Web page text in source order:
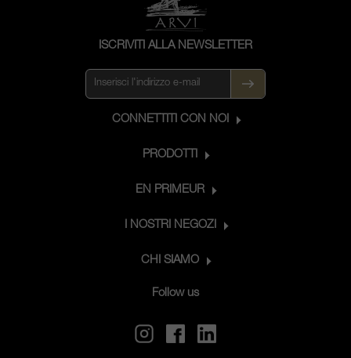
ISCRIVITI ALLA NEWSLETTER
CONNETTITI CON NOI
PRODOTTI
EN PRIMEUR
I NOSTRI NEGOZI
CHI SIAMO
Follow us